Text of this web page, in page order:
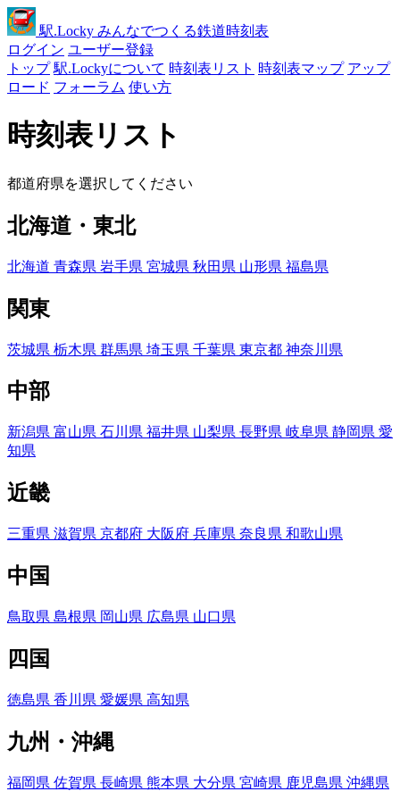
駅.Locky みんなでつくる鉄道時刻表
ログイン ユーザー登録
トップ 駅.Lockyについて 時刻表リスト 時刻表マップ アップ
ロード フォーラム 使い方
時刻表リスト
都道府県を選択してください
北海道・東北
北海道 青森県 岩手県 宮城県 秋田県 山形県 福島県
関東
茨城県 栃木県 群馬県 埼玉県 千葉県 東京都 神奈川県
中部
新潟県 富山県 石川県 福井県 山梨県 長野県 岐阜県 静岡県 愛
知県
近畿
三重県 滋賀県 京都府 大阪府 兵庫県 奈良県 和歌山県
中国
鳥取県 島根県 岡山県 広島県 山口県
四国
徳島県 香川県 愛媛県 高知県
九州・沖縄
福岡県 佐賀県 長崎県 熊本県 大分県 宮崎県 鹿児島県 沖縄県